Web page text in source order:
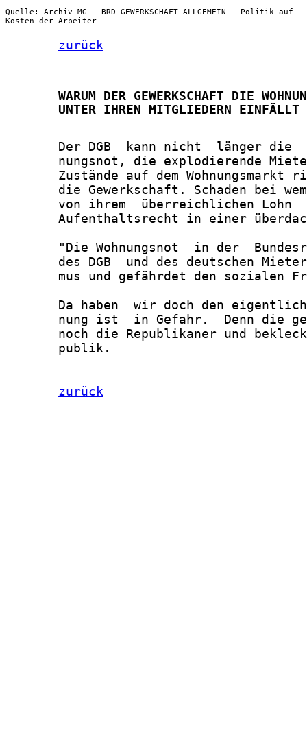
Quelle: Archiv MG - BRD GEWERKSCHAFT ALLGEMEIN - Politik auf
Kosten der Arbeiter
zurück
WARUM DER GEWERKSCHAFT DIE
       UNTER IHREN MITGLIEDERN EINFÄLLT
Der DGB  kann nicht  länger die
nungsnot, die explodierende
Zustände auf dem Wohnungsmarkt
die Gewerkschaft. Schaden bei
von ihrem  überreichlichen Lohn
Aufenthaltsrecht in einer
"Die Wohnungsnot  in der
des DGB  und des deutschen
mus und gefährdet den sozialen
Da haben  wir doch den
nung ist  in Gefahr.  Denn die
noch die Republikaner und
       publik.
zurück